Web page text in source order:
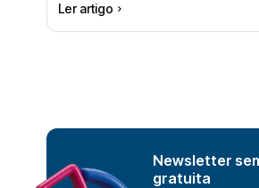
Ler artigo
Newsletter
gratuita